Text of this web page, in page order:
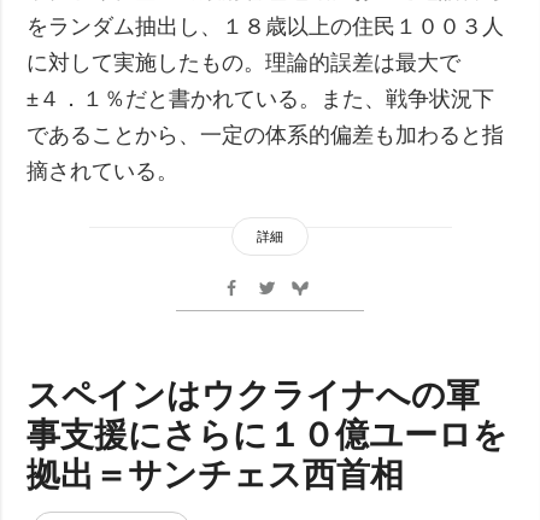
をランダム抽出し、１８歳以上の住民１００３人
に対して実施したもの。理論的誤差は最大で
±４．１％だと書かれている。また、戦争状況下
であることから、一定の体系的偏差も加わると指
摘されている。
詳細
スペインはウクライナへの軍
事支援にさらに１０億ユーロを
拠出＝サンチェス西首相